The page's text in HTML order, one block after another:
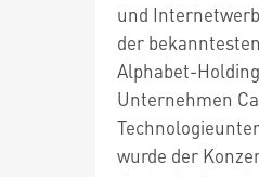
und
der
Alphabet-
Unternehmen
wurde der